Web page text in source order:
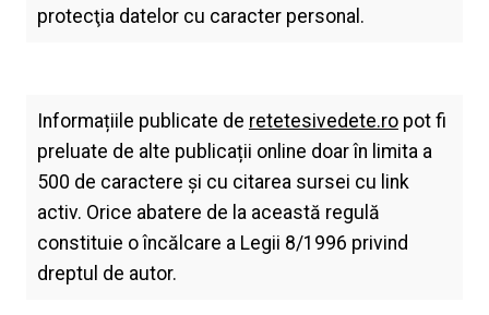
protecţia datelor cu caracter personal.
Informațiile publicate de retetesivedete.ropot fi
preluate de alte publicații online doar în limita a
500 de caractere și cu citarea sursei cu link
activ. Orice abatere de la această regulă
constituie o încălcare a Legii 8/1996 privind
dreptul de autor.